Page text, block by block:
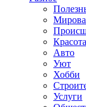
Авто
Уют
Хобби
Услуги